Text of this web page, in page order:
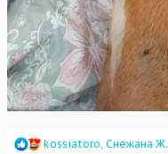
R
kossiatoro Снежана Ж.